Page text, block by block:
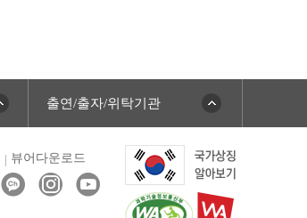
출연/출자/위탁기관
뷰어다운로드